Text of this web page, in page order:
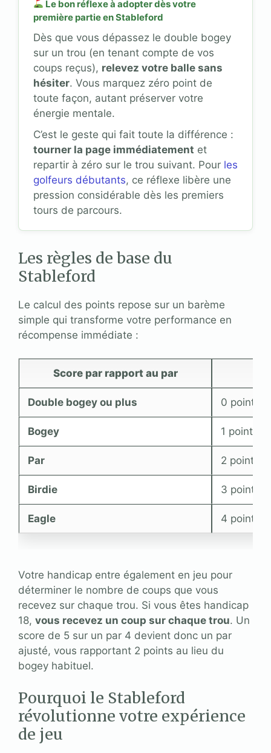
Le bon réflexe à adopter dès votre
première partie en Stableford
Dès que vous dépassez le double bogey
sur un trou (en tenant compte de vos
coups reçus), relevez votre balle sans
hésiter. Vous marquez zéro point de
toute façon, autant préserver votre
énergie mentale.
C’est le geste qui fait toute la différence :
tourner la page immédiatement et
repartir à zéro sur le trou suivant. Pour les
golfeurs débutants, ce réflexe libère une
pression considérable dès les premiers
tours de parcours.
Les règles de base du
Stableford
Le calcul des points repose sur un barème
simple qui transforme votre performance en
récompense immédiate :
Score par rapport au par
Double bogey ou plus 0 point
Bogey 1 point
Par 2 points
Birdie 3 points
Eagle 4 points
Votre handicap entre également en jeu pour
déterminer le nombre de coups que vous
recevez sur chaque trou. Si vous êtes handicap
18, vous recevez un coup sur chaque trou. Un
score de 5 sur un par 4 devient donc un par
ajusté, vous rapportant 2 points au lieu du
bogey habituel.
Pourquoi le Stableford
révolutionne votre expérience
de jeu